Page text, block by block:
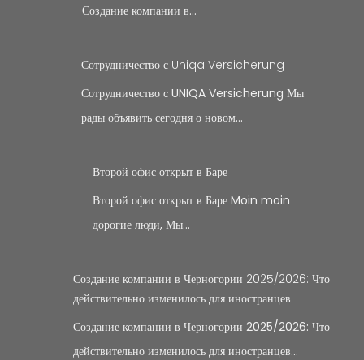
Создание компании в…
Сотрудничество с Uniqa Versicherung
Сотрудничество с UNIQA Versicherung Мы
рады объявить сегодня о новом…
Второй офис открыт в Баре
Второй офис открыт в Баре Moin moin
дорогие люди, Мы…
Создание компании в Черногории 2025/2026: Что
действительно изменилось для иностранцев
Создание компании в Черногории 2025/2026: Что
действительно изменилось для иностранцев…